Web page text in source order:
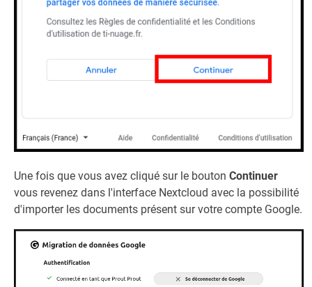
Une fois que vous avez cliqué sur le bouton Continuer
vous revenez dans l'interface Nextcloud avec la possibilité
d'importer les documents présent sur votre compte Google.